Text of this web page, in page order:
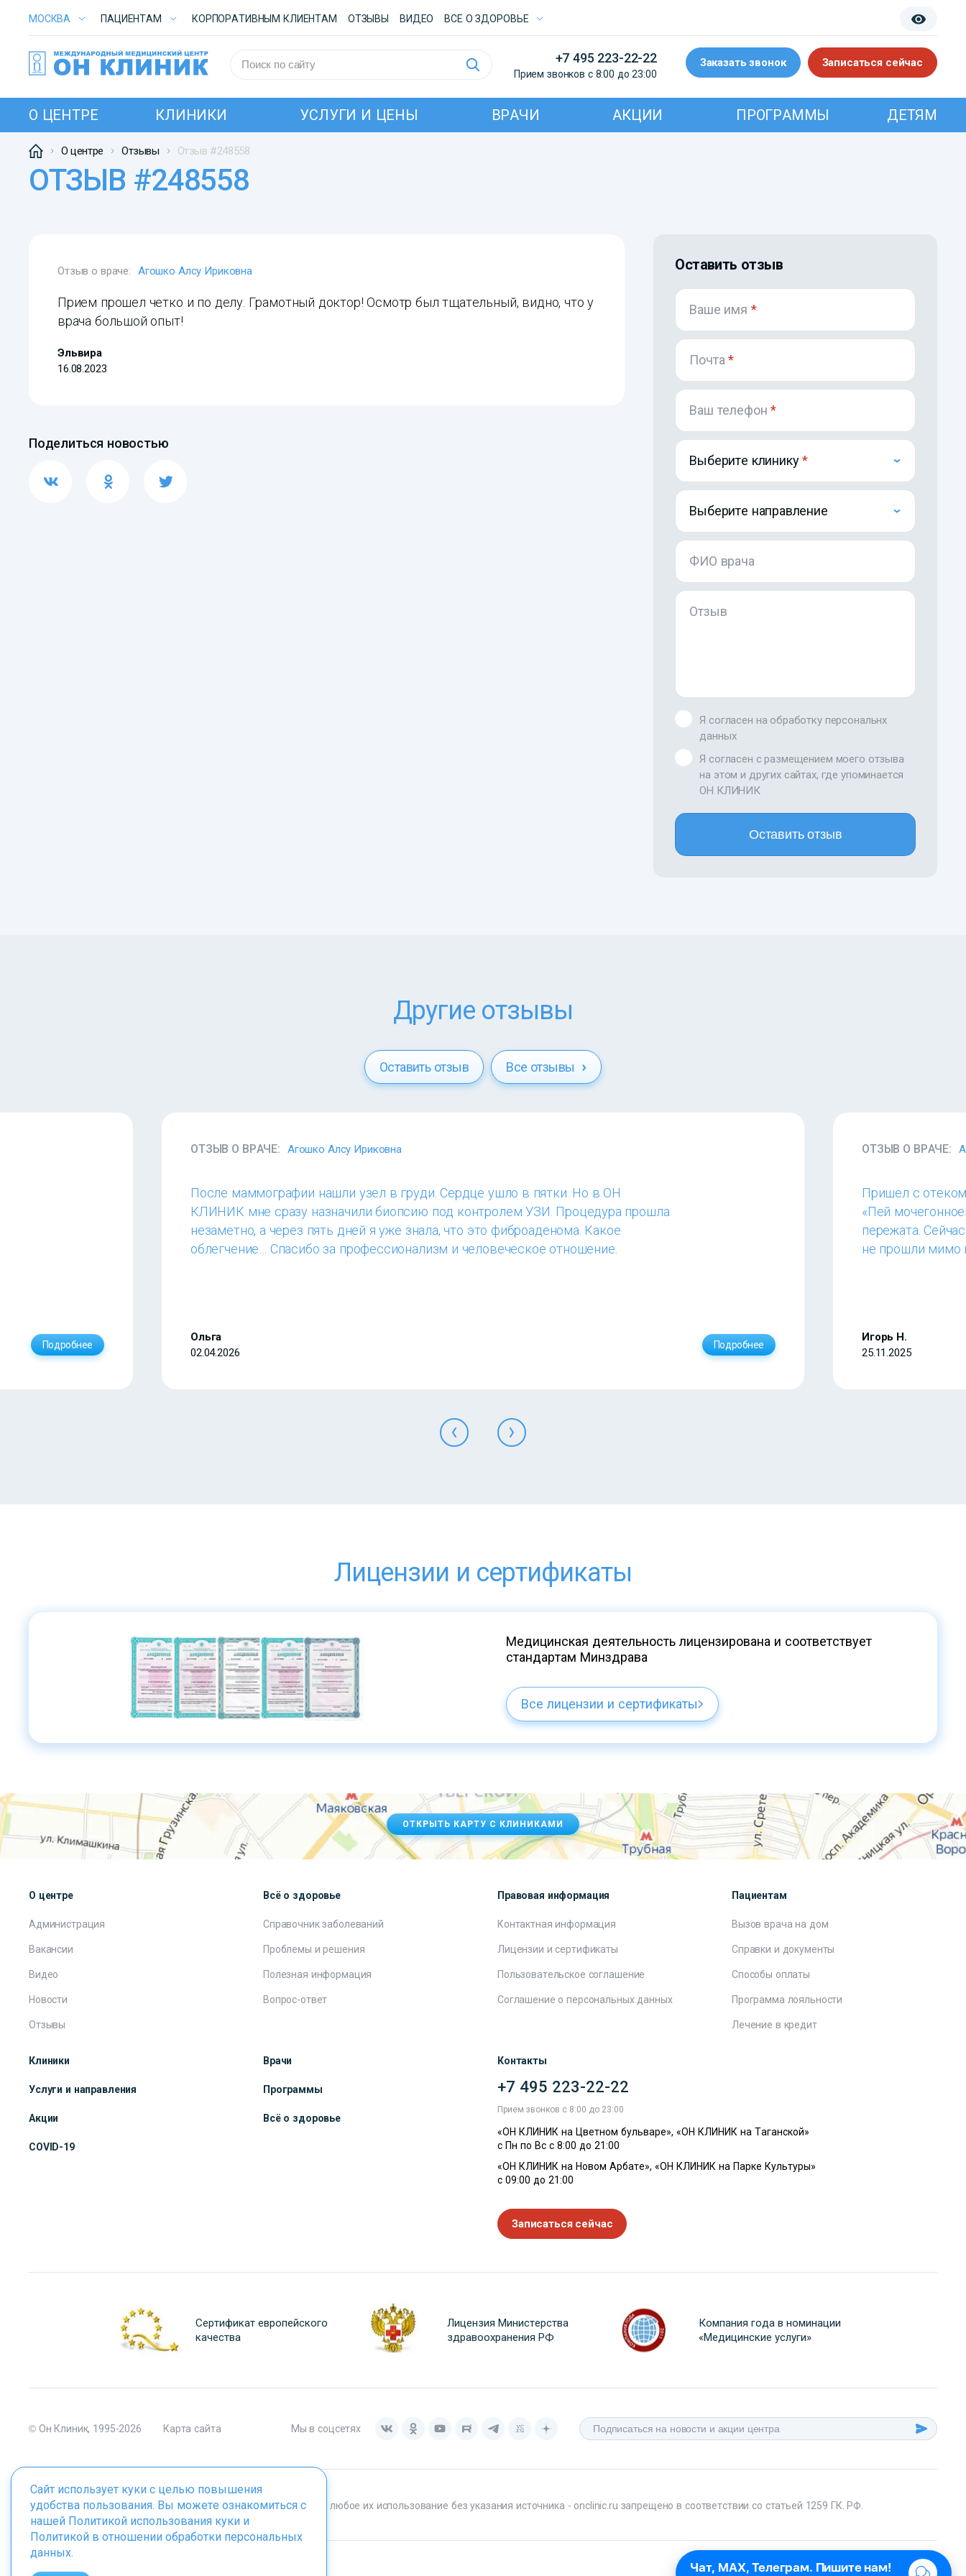
МОСКВА ПАЦИЕНТАМ КОРПОРАТИВНЫМ КЛИЕНТАМ ОТЗЫВЫ ВИДЕО ВСE О ЗДОРОВЬЕ
+7 495 223-22-22
Прием звонков с 8:00 до 23:00
Заказать звонок Записаться сейчас
О ЦЕНТРЕ КЛИНИКИ УСЛУГИ И ЦЕНЫ ВРАЧИ АКЦИИ ПРОГРАММЫ ДЕТЯМ
О центре Отзывы Отзыв #248558
ОТЗЫВ #248558
Отзыв о враче: Агошко Алсу Ириковна
Прием прошел четко и по делу. Грамотный доктор! Осмотр был тщательный, видно, что у
врача большой опыт!
Эльвира
16.08.2023
Поделиться новостью
Оставить отзыв
Ваше имя *
Почта*
Ваш телефон*
Выберите клинику
Выберите направление
ФИО врача
Отзыв
Я согласен на обработку персональнх
данных
Я согласен с размещением моего отзыва
на этом и других сайтах, где упоминается
ОН КЛИНИК
Оставить отзыв
Другие отзывы
Оставить отзыв Все отзывы
Подробнее
ОТЗЫВ О ВРАЧЕ: Агошко Алсу Ириковна
После маммографии нашли узел в груди. Сердце ушло в пятки. Но в ОН
КЛИНИК мне сразу назначили биопсию под контролем УЗИ. Процедура прошла
незаметно, а через пять дней я уже знала, что это фиброаденома. Какое
облегчение… Спасибо за профессионализм и человеческое отношение.
Ольга
02.04.2026
Подробнее
ОТЗЫВ О ВРАЧЕ:
Пришел с
«Пей
пережата.
не прошли мимо
Игорь Н.
25.11.2025
Лицензии и сертификаты
Медицинская деятельность лицензирована и соответствует
стандартам Минздрава
Все лицензии и сертификаты
ОТКРЫТЬ КАРТУ С КЛИНИКАМИ
О центре
Администрация
Вакансии
Видео
Новости
Отзывы
Всё о здоровье
Справочник заболеваний
Проблемы и решения
Полезная информация
Вопрос-ответ
Правовая информация
Контактная информация
Лицензии и сертификаты
Пользовательское соглашение
Соглашение о персональных данных
Пациентам
Вызов врача на дом
Справки и документы
Способы оплаты
Программа лояльности
Лечение в кредит
Клиники Врачи
Услуги и направления Программы
Акции Всё о здоровье
COVID-19
Контакты
+7 495 223-22-22
Прием звонков с 8:00 до 23:00
«ОН КЛИНИК на Цветном бульваре», «ОН КЛИНИК на Таганской»
с Пн по Вс с 8:00 до 21:00
«ОН КЛИНИК на Новом Арбате», «ОН КЛИНИК на Парке Культуры»
с 09:00 до 21:00
Записаться сейчас
Сертификат европейского
качества
Лицензия Министерства
здравоохранения РФ
Компания года в номинации
«Медицинские услуги»
© Он Клиник, 1995-2026 Карта сайта Мы в соцсетях
Материалы сайта являются собственностью ООО "Он Клиник", любое их использование без указания источника - onclinic.ru запрещено в соответствии со статьей 1259 ГК. РФ.
Сайт использует куки с целью повышения
удобства пользования. Вы можете ознакомиться с
нашей Политикой использования куки и
Политикой в отношении обработки персональных
данных.